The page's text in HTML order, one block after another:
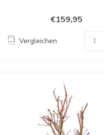
€159,95
Vergleichen